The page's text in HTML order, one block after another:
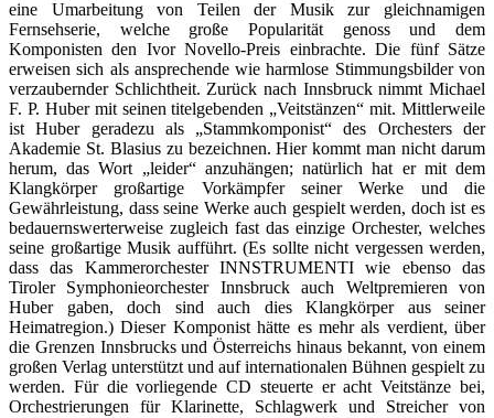
eine Umarbeitung von Teilen der Musik zur gleichnamigen
Fernsehserie, welche große Popularität genoss und dem
Komponisten den Ivor Novello-Preis einbrachte. Die fünf Sätze
erweisen sich als ansprechende wie harmlose Stimmungsbilder von
verzaubernder Schlichtheit. Zurück nach Innsbruck nimmt Michael
F. P. Huber mit seinen titelgebenden „Veitstänzen“ mit. Mittlerweile
ist Huber geradezu als „Stammkomponist“ des Orchesters der
Akademie St. Blasius zu bezeichnen. Hier kommt man nicht darum
herum, das Wort „leider“ anzuhängen; natürlich hat er mit dem
Klangkörper großartige Vorkämpfer seiner Werke und die
Gewährleistung, dass seine Werke auch gespielt werden, doch ist es
bedauernswerterweise zugleich fast das einzige Orchester, welches
seine großartige Musik aufführt. (Es sollte nicht vergessen werden,
dass das Kammerorchester INNSTRUMENTI wie ebenso das
Tiroler Symphonieorchester Innsbruck auch Weltpremieren von
Huber gaben, doch sind auch dies Klangkörper aus seiner
Heimatregion.) Dieser Komponist hätte es mehr als verdient, über
die Grenzen Innsbrucks und Österreichs hinaus bekannt, von einem
großen Verlag unterstützt und auf internationalen Bühnen gespielt zu
werden. Für die vorliegende CD steuerte er acht Veitstänze bei,
Orchestrierungen für Klarinette, Schlagwerk und Streicher von